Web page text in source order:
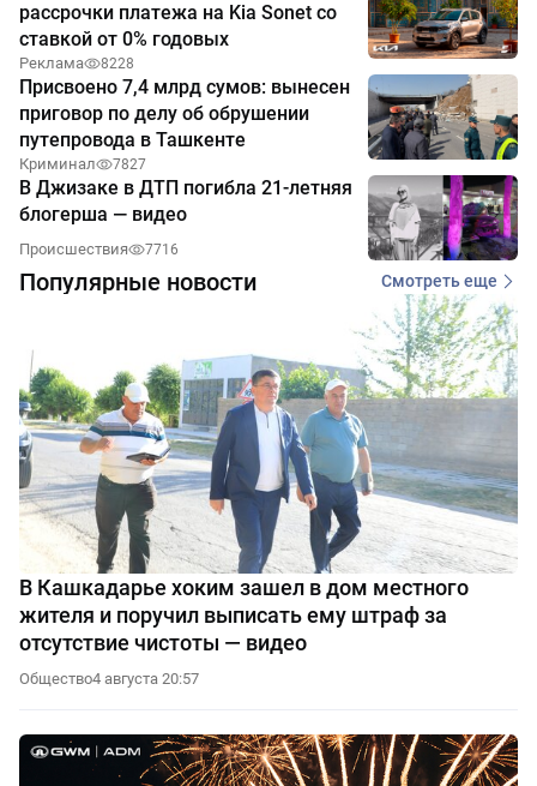
рассрочки платежа на Kia Sonet со
ставкой от 0% годовых
Реклама 8228
Присвоено 7,4 млрд сумов: вынесен
приговор по делу об обрушении
путепровода в Ташкенте
Криминал 7827
В Джизаке в ДТП погибла 21-летняя
блогерша — видео
Происшествия 7716
Популярные новости Смотреть еще
В Кашкадарье хоким зашел в дом местного
жителя и поручил выписать ему штраф за
отсутствие чистоты — видео
Общество4 августа 20:57